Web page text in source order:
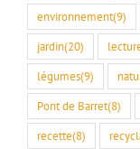
environnement(9)
jardin(20)
légumes(9)
Pont de Barret(8)
recette(8)